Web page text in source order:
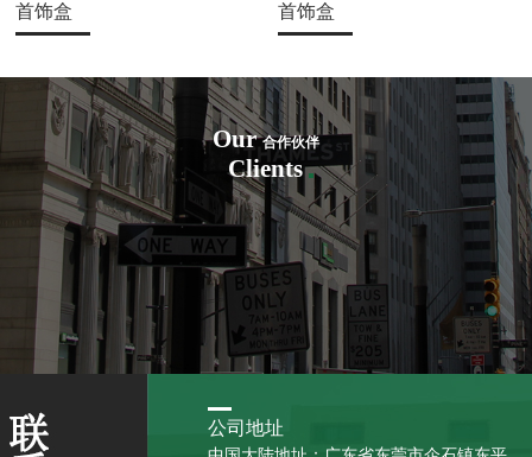
首饰盒 首饰盒
Our合作伙伴
Clients
公司地址